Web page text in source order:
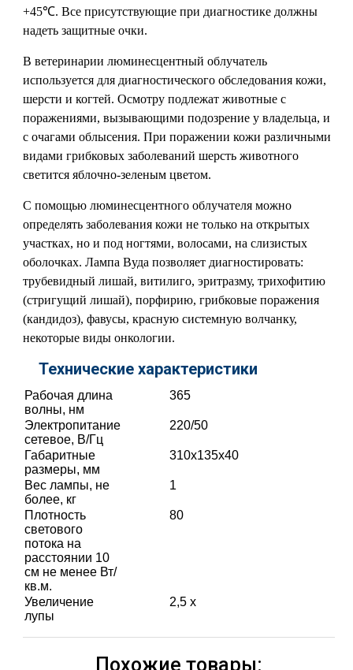
+45℃. Все присутствующие при диагностике должны
надеть защитные очки.
В ветеринарии люминесцентный облучатель
используется для диагностического обследования кожи,
шерсти и когтей. Осмотру подлежат животные с
поражениями, вызывающими подозрение у владельца, и
с очагами облысения. При поражении кожи различными
видами грибковых заболеваний шерсть животного
светится яблочно-зеленым цветом.
С помощью люминесцентного облучателя можно
определять заболевания кожи не только на открытых
участках, но и под ногтями, волосами, на слизистых
оболочках. Лампа Вуда позволяет диагностировать:
трубевидный лишай, витилиго, эритразму, трихофитию
(стригущий лишай), порфирию, грибковые поражения
(кандидоз), фавусы, красную системную волчанку,
некоторые виды онкологии.
Технические характеристики
Рабочая длина
волны, нм
365
Электропитание
сетевое, В/Гц
220/50
Габаритные
размеры, мм
310x135x40
Вес лампы, не
более, кг
1
Плотность
светового
потока на
расстоянии 10
см не менее Вт/
кв.м.
80
Увеличение
лупы
2,5 х
Похожие товары: